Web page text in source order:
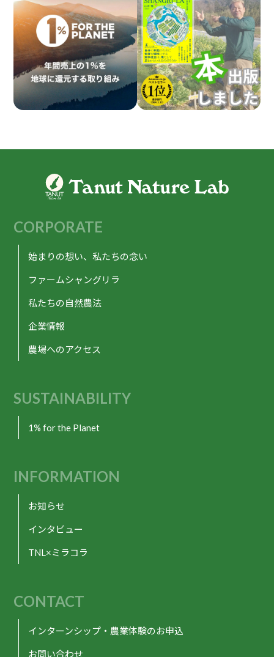
CORPORATE
始まりの想い、私たちの念い
ファームシャングリラ
私たちの自然農法
企業情報
農場へのアクセス
SUSTAINABILITY
1% for the Planet
INFORMATION
お知らせ
インタビュー
TNL×ミラコラ
CONTACT
インターンシップ・農業体験のお申込
お問い合わせ